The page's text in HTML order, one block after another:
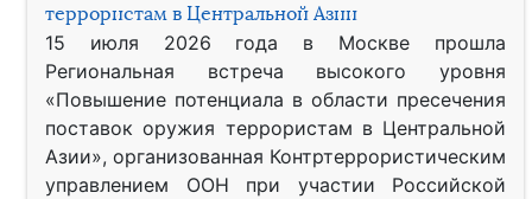
террористам в Центральной Азии
15 июля 2026 года в Москве прошла
Региональная встреча высокого уровня
«Повышение потенциала в области пресечения
поставок оружия террористам в Центральной
Азии», организованная Контртеррористическим
управлением ООН при участии Российской